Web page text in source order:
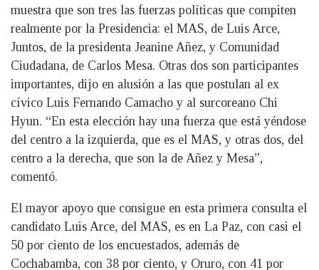
muestra que son tres las fuerzas políticas que compiten
realmente por la Presidencia: el MAS, de Luis Arce,
Juntos, de la presidenta Jeanine Añez, y Comunidad
Ciudadana, de Carlos Mesa. Otras dos son participantes
importantes, dijo en alusión a las que postulan al ex
cívico Luis Fernando Camacho y al surcoreano Chi
Hyun. “En esta elección hay una fuerza que está yéndose
del centro a la izquierda, que es el MAS, y otras dos, del
centro a la derecha, que son la de Añez y Mesa”,
comentó.
El mayor apoyo que consigue en esta primera consulta el
candidato Luis Arce, del MAS, es en La Paz, con casi el
50 por ciento de los encuestados, además de
Cochabamba, con 38 por ciento, y Oruro, con 41 por